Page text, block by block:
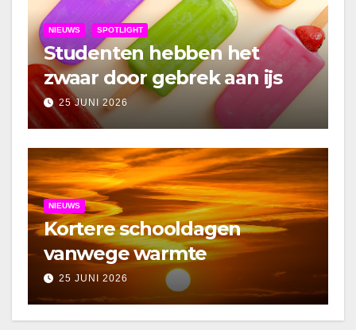
NIEUWS SPOTLIGHT
Studenten hebben het
zwaar door gebrek aan ijs
25 JUNI 2026
NIEUWS
Kortere schooldagen
vanwege warmte
25 JUNI 2026